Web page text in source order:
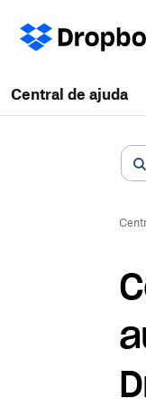
Central de ajuda